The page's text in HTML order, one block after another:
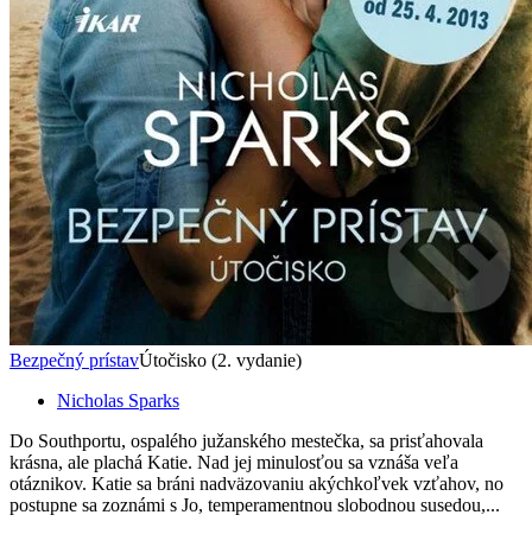
Bezpečný prístavÚtočisko (2. vydanie)
Nicholas Sparks
Do Southportu, ospalého južanského mestečka, sa prisťahovala
krásna, ale plachá Katie. Nad jej minulosťou sa vznáša veľa
otáznikov. Katie sa bráni nadväzovaniu akýchkoľvek vzťahov, no
postupne sa zoznámi s Jo, temperamentnou slobodnou susedou,...